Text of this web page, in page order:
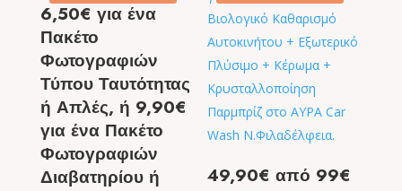
6,50€ για ένα
Πακέτο
Φωτογραφιών
Τύπου Ταυτότητας
ή Απλές, ή 9,90€
για ένα Πακέτο
Φωτογραφιών
Διαβατηρίου ή
49,90€ από 99€